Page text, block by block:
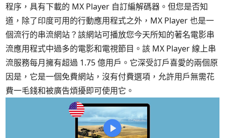
程序，具有下載的 MX Player 自訂編解碼器。但您是否知
道，除了印度可用的行動應用程式之外，MX Player 也是一
個流行的串流網站？該網站可播放您今天所知的著名電影串
流應用程式中過多的電影和電視節目。該 MX Player 線上串
流服務每月擁有超過 1.75 億用戶。它深受訂戶喜愛的兩個原
因是，它是一個免費網站，沒有付費選項，允許用戶無需花
費一毛錢和被廣告煩擾即可使用它。